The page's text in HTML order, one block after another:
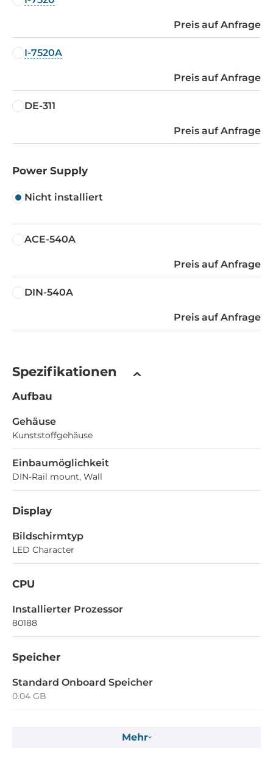
Preis auf Anfrage
I-7520A
Preis auf Anfrage
DE-311
Preis auf Anfrage
Power Supply
Nicht installiert
ACE-540A
Preis auf Anfrage
DIN-540A
Preis auf Anfrage
Spezifikationen
Aufbau
Gehäuse
Kunststoffgehäuse
Einbaumöglichkeit
DIN-Rail mount, Wall
Display
Bildschirmtyp
LED Character
CPU
Installierter Prozessor
80188
Speicher
Standard Onboard Speicher
0.04 GB
Mehr